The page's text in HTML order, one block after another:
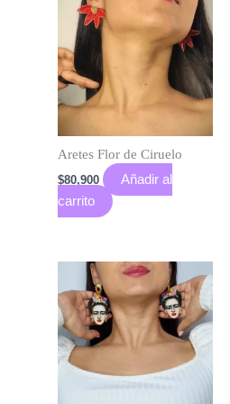
Aretes Flor de Ciruelo
$80,900
Añadir al
carrito